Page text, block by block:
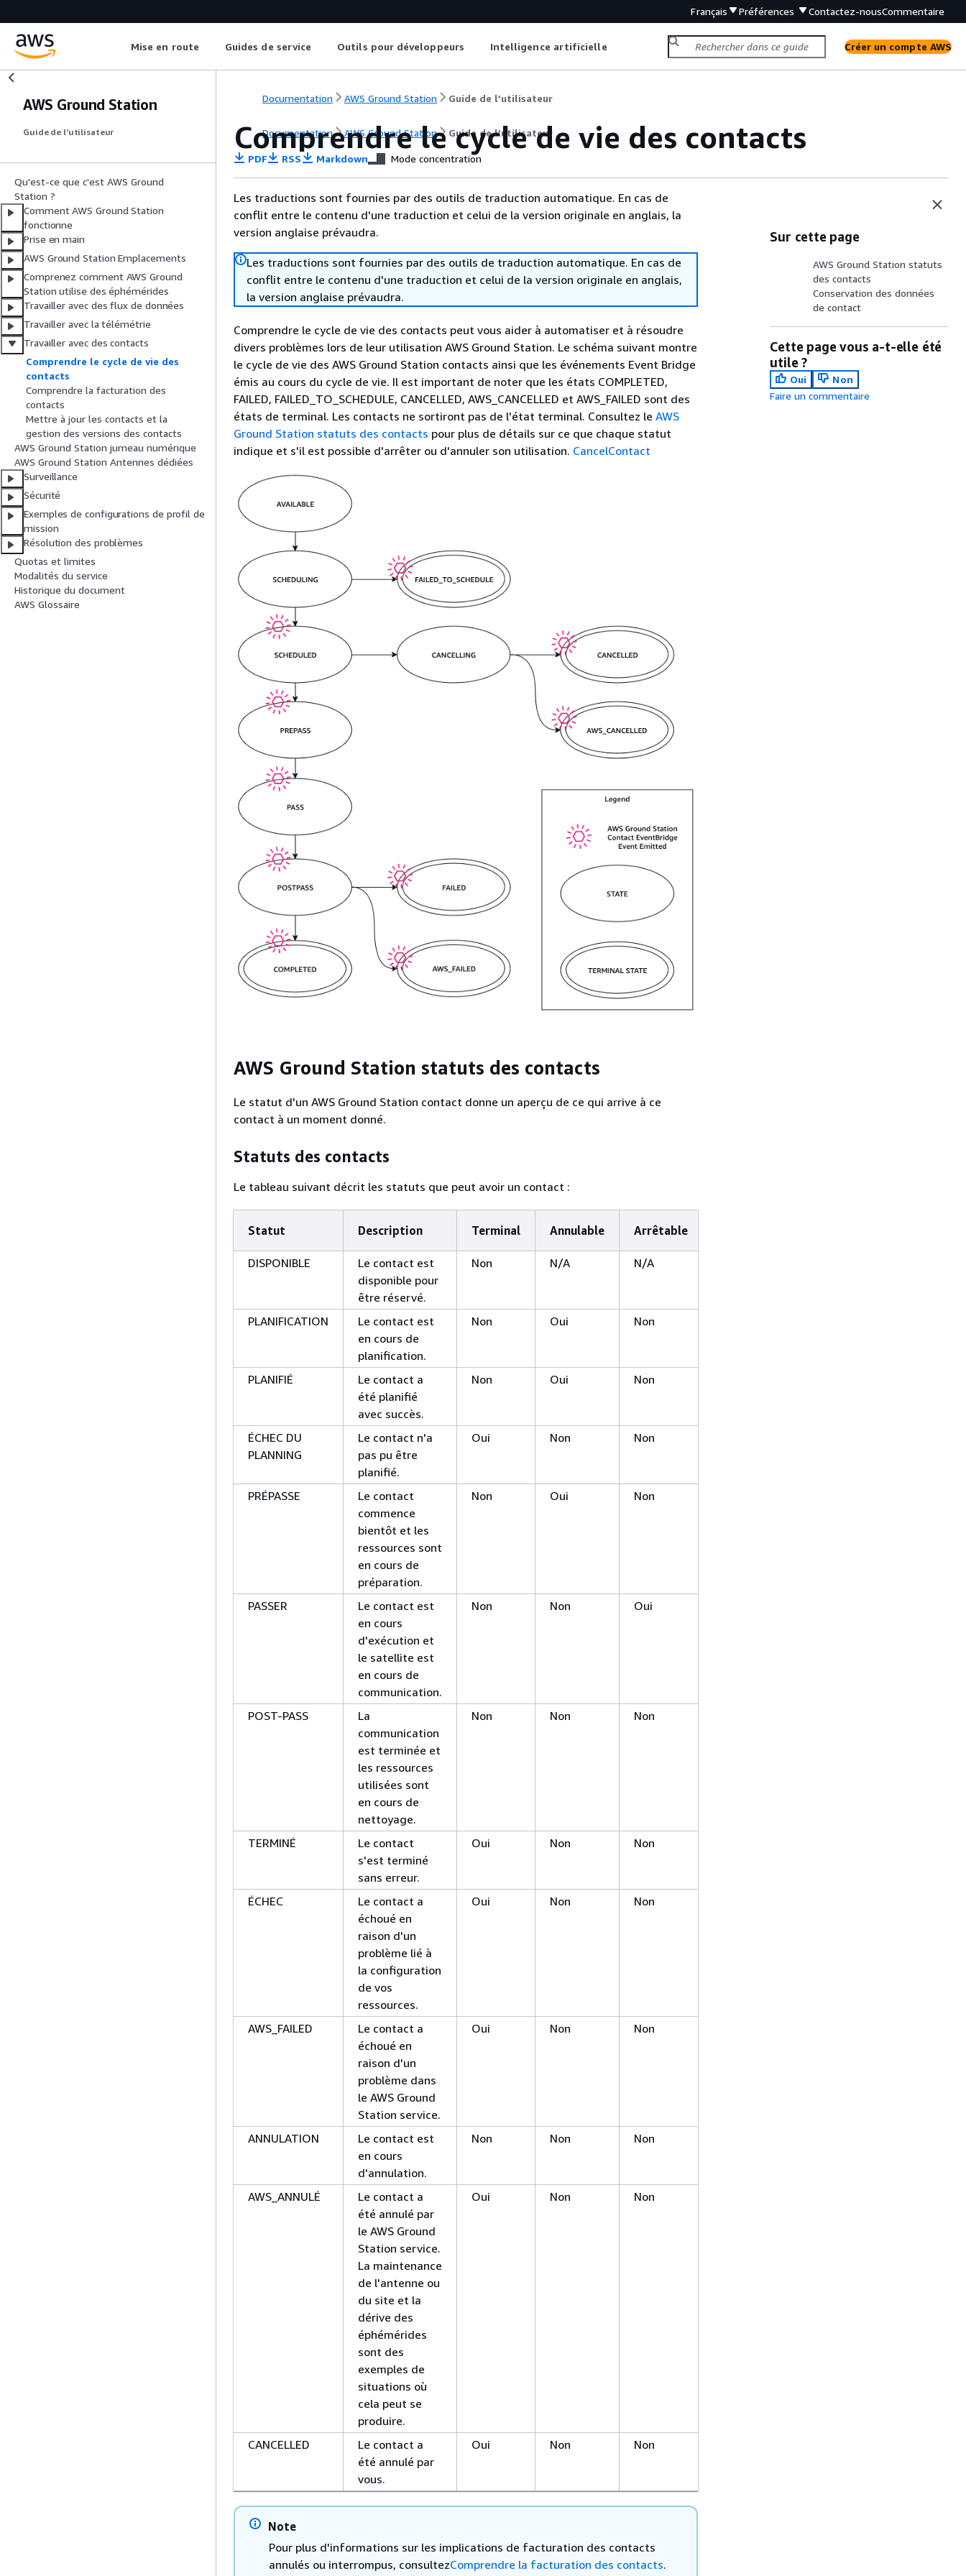
Français Préférences Contactez-nousCommentaire
Mise en route Guides de service Outils pour développeurs Intelligence artificielle Créer un compte AWS
AWS Ground Station
Guide de l’utilisateur
Qu'est-ce que c'est AWS Ground
Station ?
Comment AWS Ground Station
fonctionne
Prise en main
AWS Ground Station Emplacements
Comprenez comment AWS Ground
Station utilise des éphémérides
Travailler avec des flux de données
Travailler avec la télémétrie
Travailler avec des contacts
Comprendre le cycle de vie des
contacts
Comprendre la facturation des
contacts
Mettre à jour les contacts et la
gestion des versions des contacts
AWS Ground Station jumeau numérique
AWS Ground Station Antennes dédiées
Surveillance
Sécurité
Exemples de configurations de profil de
mission
Résolution des problèmes
Quotas et limites
Modalités du service
Historique du document
AWS Glossaire
Documentation AWS Ground Station Guide de l’utilisateur
Documentation AWS Ground Station Guide de l’utilisateur
Comprendre le cycle de vie des contacts
PDF RSS Markdown Mode concentration
Les traductions sont fournies par des outils de traduction automatique. En cas de
conflit entre le contenu d'une traduction et celui de la version originale en anglais, la
version anglaise prévaudra.
Les traductions sont fournies par des outils de traduction automatique. En cas de
conflit entre le contenu d'une traduction et celui de la version originale en anglais,
la version anglaise prévaudra.
Comprendre le cycle de vie des contacts peut vous aider à automatiser et à résoudre
divers problèmes lors de leur utilisation AWS Ground Station. Le schéma suivant montre
le cycle de vie des AWS Ground Station contacts ainsi que les événements Event Bridge
émis au cours du cycle de vie. Il est important de noter que les états COMPLETED,
FAILED, FAILED_TO_SCHEDULE, CANCELLED, AWS_CANCELLED et AWS_FAILED sont des
états de terminal. Les contacts ne sortiront pas de l'état terminal. Consultez le AWS
Ground Station statuts des contacts pour plus de détails sur ce que chaque statut
indique et s'il est possible d'arrêter ou d'annuler son utilisation. CancelContact
AWS Ground Station statuts des contacts
Le statut d'un AWS Ground Station contact donne un aperçu de ce qui arrive à ce
contact à un moment donné.
Statuts des contacts
Le tableau suivant décrit les statuts que peut avoir un contact :
Statut Description Terminal Annulable Arrêtable
DISPONIBLE
Le contact est
disponible pour
être réservé.
Non N/A N/A
PLANIFICATION
Le contact est
en cours de
planification.
Non Oui Non
PLANIFIÉ
Le contact a
été planifié
avec succès.
Non Oui Non
ÉCHEC DU
PLANNING
Le contact n'a
pas pu être
planifié.
Oui Non Non
PRÉPASSE
Le contact
commence
bientôt et les
ressources sont
en cours de
préparation.
Non Oui Non
PASSER
Le contact est
en cours
d'exécution et
le satellite est
en cours de
communication.
Non Non Oui
POST-PASS
La
communication
est terminée et
les ressources
utilisées sont
en cours de
nettoyage.
Non Non Non
TERMINÉ
Le contact
s'est terminé
sans erreur.
Oui Non Non
ÉCHEC
Le contact a
échoué en
raison d'un
problème lié à
la configuration
de vos
ressources.
Oui Non Non
AWS_FAILED
Le contact a
échoué en
raison d'un
problème dans
le AWS Ground
Station service.
Oui Non Non
ANNULATION
Le contact est
en cours
d'annulation.
Non Non Non
AWS_ANNULÉ
Le contact a
été annulé par
le AWS Ground
Station service.
La maintenance
de l'antenne ou
du site et la
dérive des
éphémérides
sont des
exemples de
situations où
cela peut se
produire.
Oui Non Non
CANCELLED
Le contact a
été annulé par
vous.
Oui Non Non
Note
Pour plus d'informations sur les implications de facturation des contacts
annulés ou interrompus, consultezComprendre la facturation des contacts.
Sur cette page
AWS Ground Station statuts
des contacts
Conservation des données
de contact
Cette page vous a-t-elle été
utile ?
Oui
Non
Faire un commentaire